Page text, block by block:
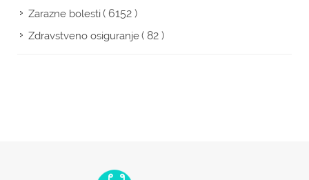
Zarazne bolesti( 6152 )
Zdravstveno osiguranje( 82 )